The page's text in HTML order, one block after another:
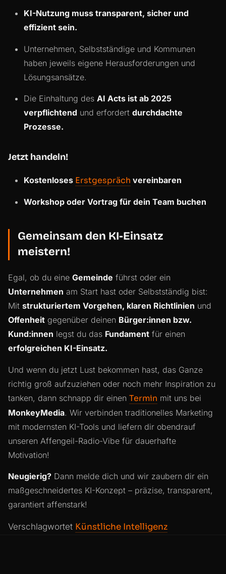
KI-Nutzung muss transparent, sicher und
effizient sein.
Unternehmen, Selbstständige und Kommunen
haben jeweils eigene Herausforderungen und
Lösungsansätze.
Die Einhaltung des AI Acts ist ab 2025
verpflichtend und erfordert durchdachte
Prozesse.
Jetzt handeln!
Kostenloses Erstgespräch vereinbaren
Workshop oder Vortrag für dein Team buchen
Gemeinsam den KI-Einsatz
meistern!
Egal, ob du eine Gemeinde führst oder ein
Unternehmen am Start hast oder Selbstständig bist:
Mit strukturiertem Vorgehen, klaren Richtlinien und
Offenheit gegenüber deinen Bürger:innen bzw.
Kund:innen legst du das Fundament für einen
erfolgreichen KI-Einsatz.
Und wenn du jetzt Lust bekommen hast, das Ganze
richtig groß aufzuziehen oder noch mehr Inspiration zu
tanken, dann schnapp dir einen Termin mit uns bei
MonkeyMedia. Wir verbinden traditionelles Marketing
mit modernsten KI-Tools und liefern dir obendrauf
unseren Affengeil-Radio-Vibe für dauerhafte
Motivation!
Neugierig? Dann melde dich und wir zaubern dir ein
maßgeschneidertes KI-Konzept – präzise, transparent,
garantiert affenstark!
Verschlagwortet Künstliche Intelligenz